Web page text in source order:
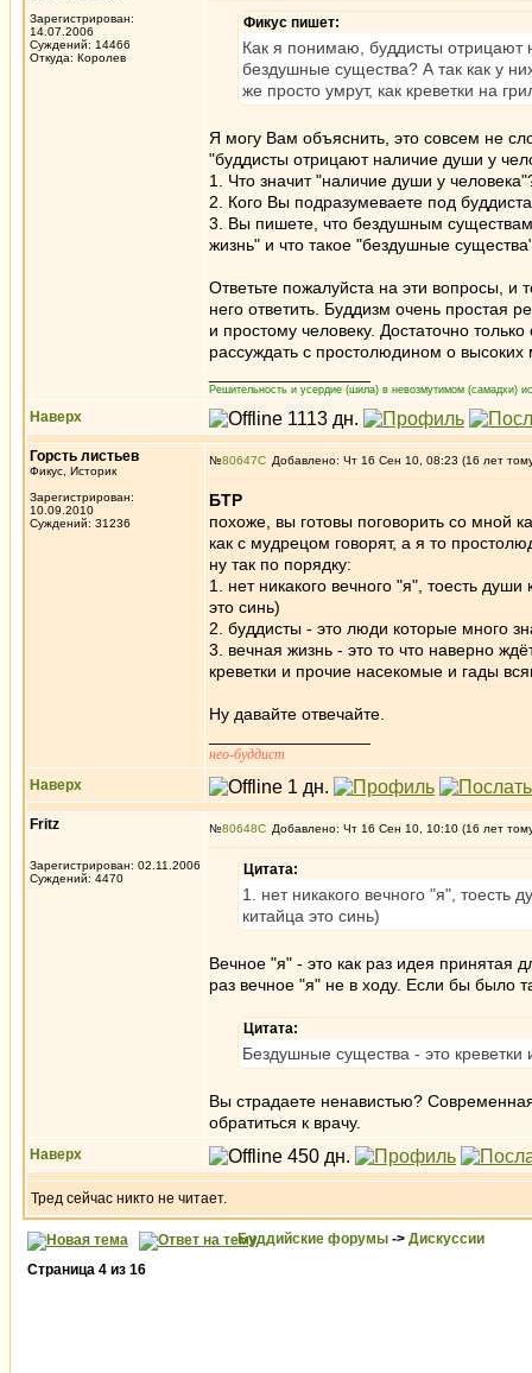
Зарегистрирован:
14.07.2006
Суждений: 14466
Откуда: Королев
Фикус пишет:
Как я понимаю, буддисты отрицают
бездушные существа? А так как у
же просто умрут, как креветки на
Я могу Вам объяснить, это совсем не
"буддисты отрицают наличие души у
1. Что значит "наличие души у
2. Кого Вы подразумеваете под
3. Вы пишете, что бездушным существам
жизнь" и что такое "бездушные
Ответьте пожалуйста на эти вопросы, и
него ответить. Буддизм очень простая
и простому человеку. Достаточно
рассуждать с простолюдином о
Решительность и усердие (шила) в невозмутимом (самадхи)
Наверх
Горсть листьев
Фикус, Историк
Зарегистрирован:
10.09.2010
Суждений: 31236
№80647 Добавлено: Чт 16 Сен 10, 08:23 (16 лет
БТР
похоже, вы готовы поговорить со мной
как с мудрецом говорят, а я то
ну так по порядку:
1. нет никакого вечного "я", тоесть
это синь)
2. буддисты - это люди которые много
3. вечная жизнь - это то что наверно
креветки и прочие насекомые и гады
Ну давайте отвечайте.
нео-буддист
Наверх
Fritz
Зарегистрирован: 02.11.2006
Суждений: 4470
№80648 Добавлено: Чт 16 Сен 10, 10:10 (16 лет
Цитата:
1. нет никакого вечного "я", тоесть
китайца это синь)
Вечное "я" - это как раз идея принятая
раз вечное "я" не в ходу. Если бы было
Цитата:
Бездушные существа - это
Вы страдаете ненавистью?
обратиться к врачу.
Наверх
Тред сейчас никто не читает.
Буддийские форумы -> Дискуссии
Страница 4 из 16